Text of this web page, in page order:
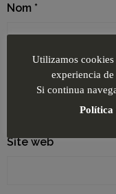
Nom *
Site web
Utilizamos cookies
experiencia
Si continua
Política